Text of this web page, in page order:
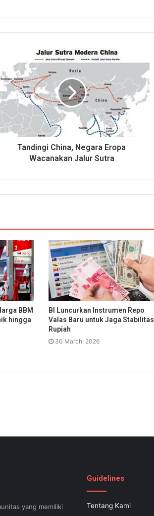
Tandingi China, Negara Eropa
Wacanakan Jalur Sutra
BBM
hingga
BI Luncurkan Instrumen Repo
Valas Baru untuk Jaga Stabilitas
Rupiah
30 March, 2026
yang memiliki
Guidelines
Tentang Kami